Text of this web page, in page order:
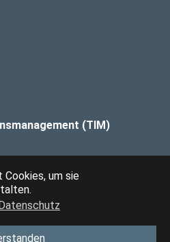
um sie
(TIM)
Osnabrück
Einrichtung vonHochschule